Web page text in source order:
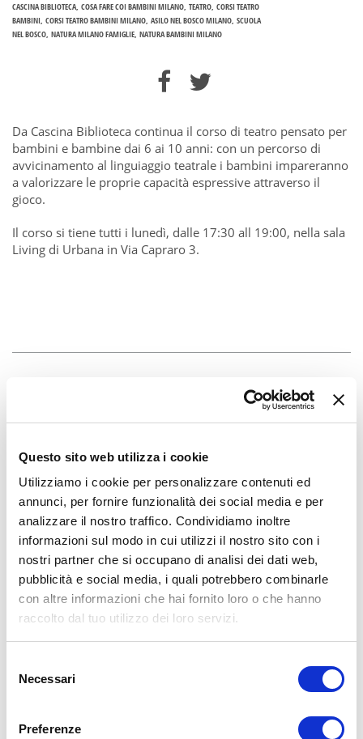
Questo sito web utilizza i cookie
Utilizziamo i cookie per personalizzare contenuti ed
annunci, per fornire funzionalità dei social media e per
analizzare il nostro traffico. Condividiamo inoltre
informazioni sul modo in cui utilizzi il nostro sito con i
nostri partner che si occupano di analisi dei dati web,
pubblicità e social media, i quali potrebbero combinarle
con altre informazioni che hai fornito loro o che hanno
raccolto dal tuo utilizzo dei loro servizi.
delNecessari
Preferenze
CASCINA BIBLIOTECA COSA FARE COI BAMBINI MILANO TEATRO CORSI TEATRO
BAMBINI CORSI TEATRO BAMBINI MILANO ASILO NEL BOSCO MILANO SCUOLA
NEL BOSCO NATURA MILANO FAMIGLIE NATURA BAMBINI MILANO
Da Cascina Biblioteca continua il corso di teatro pensato per
bambini e bambine dai 6 ai 10 anni: con un percorso di
avvicinamento al linguiaggio teatrale i bambini impareranno
a valorizzare le proprie capacità espressive attraverso il
gioco.
Il corso si tiene tutti i lunedì, dalle 17:30 all 19:00, nella sala
Living di Urbana in Via Capraro 3.